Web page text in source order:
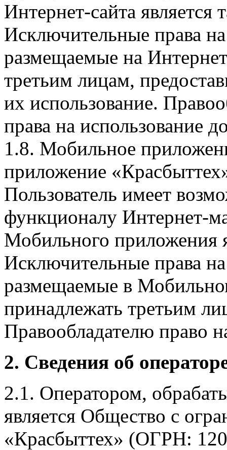
Интернет-сайта
Исключительные права
размещаемые на
третьим лицам,
их использование.
права на использование
1.8. Мобильное
приложение
Пользователь имеет
функционалу Интернет-
Мобильного приложения
Исключительные права
размещаемые в
принадлежать третьим
Правообладателю право
2. Сведения об
2.1. Оператором,
является Общество с
«Красбыттех» (ОГРН: